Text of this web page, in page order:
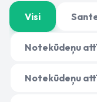
Visi
Notekūdeņu
Notekūdeņu